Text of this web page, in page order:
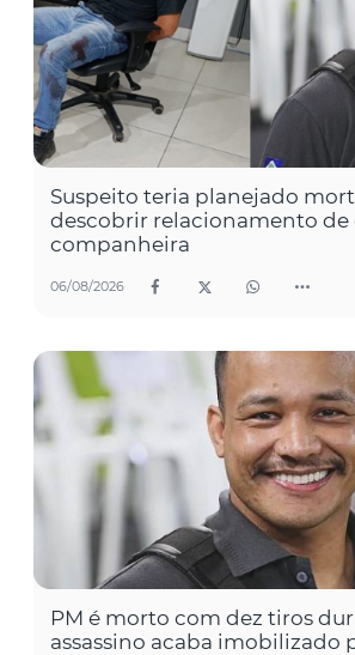
Suspeito teria planejado
descobrir relacionamento de
companheira
06/08/2026
PM é morto com dez tiros
assassino acaba imobilizado